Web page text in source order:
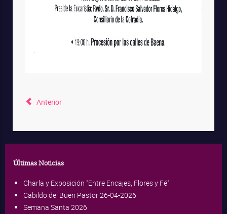
Anterior
Últimas Noticias
Charla y Exposición "Entre Encajes, Flores y Fé"
Cabildo del Buen Pastor 26-04-2026
Semana Santa 2026